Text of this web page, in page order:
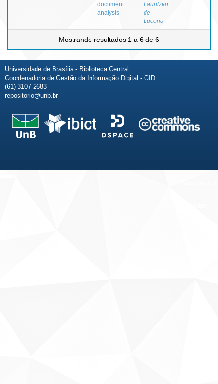
document
analysis
Lauritzen
de
Lucena
Mostrando resultados 1 a 6 de 6
Universidade de Brasília - Biblioteca Central
Coordenadoria de Gestão da Informação Digital - GID
(61) 3107-2683
repositorio@unb.br